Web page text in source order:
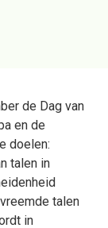
de Dag van
en de
doelen:
talen in
talen
in